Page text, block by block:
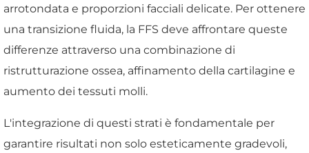
arrotondata e proporzioni facciali delicate. Per ottenere
una transizione fluida, la FFS deve affrontare queste
differenze attraverso una combinazione di
ristrutturazione ossea, affinamento della cartilagine e
aumento dei tessuti molli.
L'integrazione di questi strati è fondamentale per
garantire risultati non solo esteticamente gradevoli,